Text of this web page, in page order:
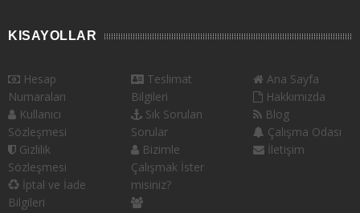
KISAYOLLAR
Hesap
Numaraları
Kullanıcı
Sözleşmesi
Gizlilik
Sözleşmesi
İptal ve İade
Bilgileri
Teslimat
Bilgileri
Sık Sorulan
Sorular
Bizimle
Çalışmak İster
misiniz?
Ana Sayfa
Hakkımızda
Blog
Çalışma Odası
İletişim